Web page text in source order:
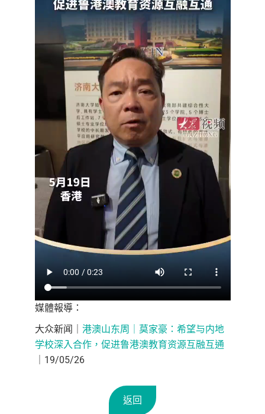
媒體報導：
大众新闻｜ 港澳山东周｜莫家豪：希望与内地
学校深入合作，促进鲁港澳教育资源互融互通
｜19/05/26
返回